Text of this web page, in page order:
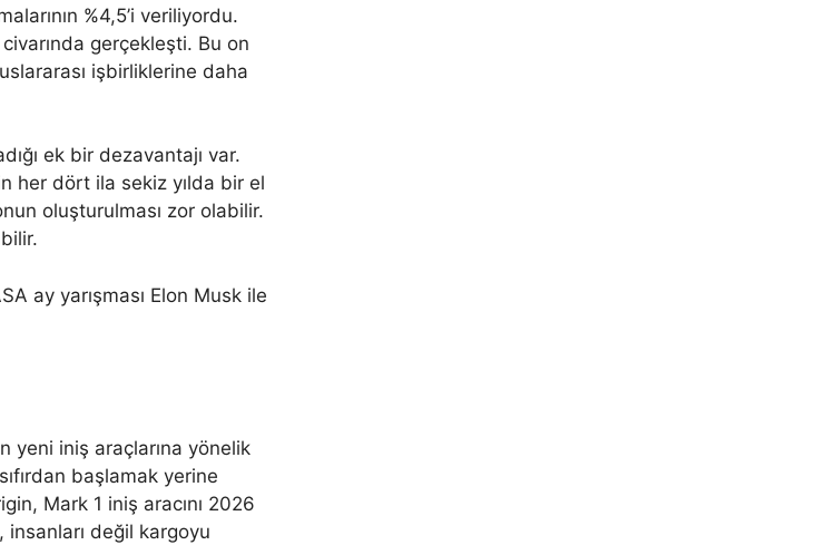
%4,5’i veriliyordu.
gerçekleşti. Bu on
işbirliklerine daha
ek bir dezavantajı var.
her dört ila sekiz yılda bir el
oluşturulması zor olabilir.
yeni iniş araçlarına yönelik
başlamak yerine
Mark 1 iniş aracını 2026
insanları değil kargoyu